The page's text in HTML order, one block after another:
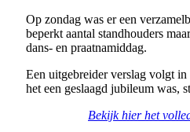
Op zondag was er een
beperkt aantal standhouders
dans- en praatnamiddag.
Een uitgebreider verslag volgt
het een geslaagd jubileum was,
Bekijk hier het